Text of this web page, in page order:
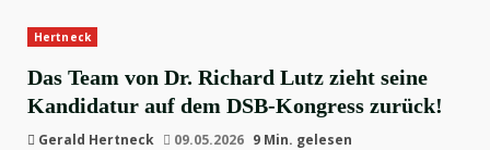
Hertneck
Das Team von Dr. Richard Lutz zieht seine
Kandidatur auf dem DSB-Kongress zurück!
Gerald Hertneck 09.05.2026 9 Min. gelesen